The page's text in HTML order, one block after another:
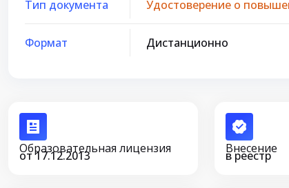
Тип документа Удостоверение о
Формат Дистанционно
Образовательная лицензия
от 17.12.2013 Внесение
в реестр